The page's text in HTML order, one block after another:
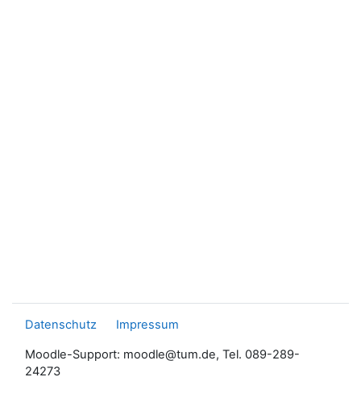
Datenschutz Impressum
Moodle-Support: moodle@tum.de, Tel. 089-289-
24273